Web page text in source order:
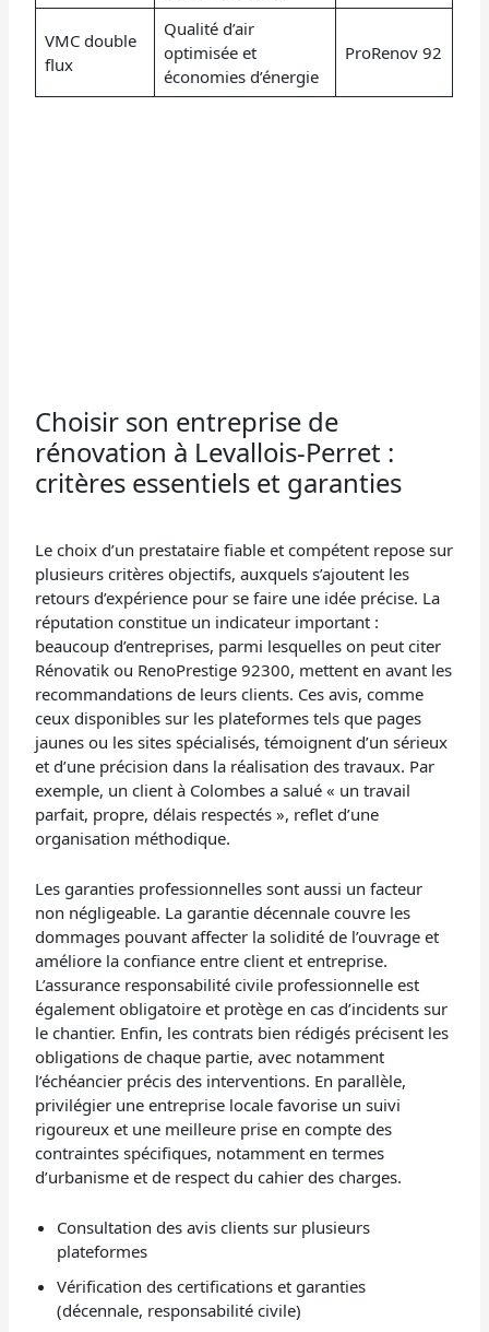
VMC double
flux
Qualité d’air
optimisée et
économies d’énergie
ProRenov 92
Choisir son entreprise de
rénovation à Levallois-Perret :
critères essentiels et garanties
Le choix d’un prestataire fiable et compétent repose sur
plusieurs critères objectifs, auxquels s’ajoutent les
retours d’expérience pour se faire une idée précise. La
réputation constitue un indicateur important :
beaucoup d’entreprises, parmi lesquelles on peut citer
Rénovatik ou RenoPrestige 92300, mettent en avant les
recommandations de leurs clients. Ces avis, comme
ceux disponibles sur les plateformes tels que pages
jaunes ou les sites spécialisés, témoignent d’un sérieux
et d’une précision dans la réalisation des travaux. Par
exemple, un client à Colombes a salué « un travail
parfait, propre, délais respectés », reflet d’une
organisation méthodique.
Les garanties professionnelles sont aussi un facteur
non négligeable. La garantie décennale couvre les
dommages pouvant affecter la solidité de l’ouvrage et
améliore la confiance entre client et entreprise.
L’assurance responsabilité civile professionnelle est
également obligatoire et protège en cas d’incidents sur
le chantier. Enfin, les contrats bien rédigés précisent les
obligations de chaque partie, avec notamment
l’échéancier précis des interventions. En parallèle,
privilégier une entreprise locale favorise un suivi
rigoureux et une meilleure prise en compte des
contraintes spécifiques, notamment en termes
d’urbanisme et de respect du cahier des charges.
Consultation des avis clients sur plusieurs
plateformes
Vérification des certifications et garanties
(décennale, responsabilité civile)